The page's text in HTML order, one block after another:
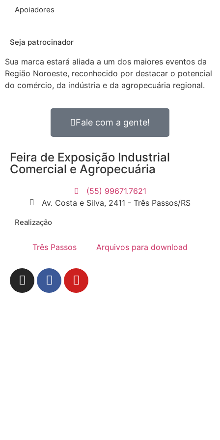
Apoiadores
Seja patrocinador
Sua marca estará aliada a um dos maiores eventos da
Região Noroeste, reconhecido por destacar o potencial
do comércio, da indústria e da agropecuária regional.
Fale com a gente!
Feira de Exposição Industrial
Comercial e Agropecuária
(55) 99671.7621
Av. Costa e Silva, 2411 - Três Passos/RS
Realização
Três Passos Arquivos para download